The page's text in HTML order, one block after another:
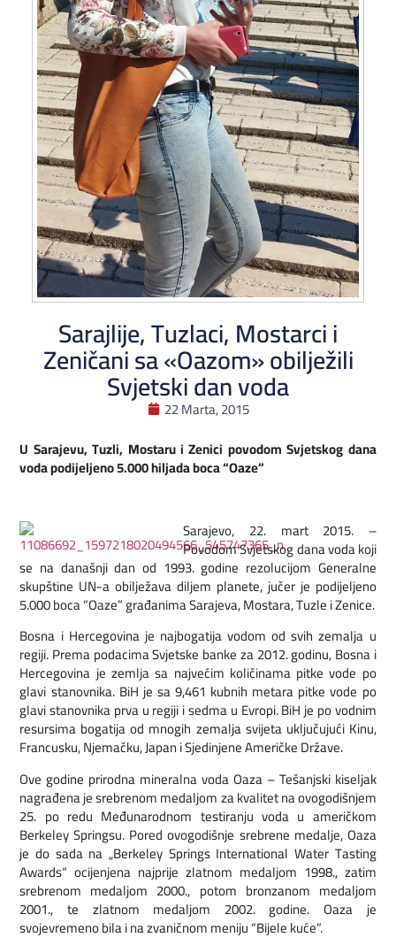
Sarajlije, Tuzlaci, Mostarci i
Zeničani sa «Oazom» obilježili
Svjetski dan voda
22 Marta, 2015
U Sarajevu, Tuzli, Mostaru i Zenici povodom Svjetskog dana
voda podijeljeno 5.000 hiljada boca “Oaze”
Sarajevo, 22. mart 2015. –
Povodom Svjetskog dana voda koji
se na današnji dan od 1993. godine rezolucijom Generalne
skupštine UN-a obilježava diljem planete, jučer je podijeljeno
5.000 boca “Oaze” građanima Sarajeva, Mostara, Tuzle i Zenice.
Bosna i Hercegovina je najbogatija vodom od svih zemalja u
regiji. Prema podacima Svjetske banke za 2012. godinu, Bosna i
Hercegovina je zemlja sa najvećim količinama pitke vode po
glavi stanovnika. BiH je sa 9,461 kubnih metara pitke vode po
glavi stanovnika prva u regiji i sedma u Evropi. BiH je po vodnim
resursima bogatija od mnogih zemalja svijeta uključujući Kinu,
Francusku, Njemačku, Japan i Sjedinjene Američke Države.
Ove godine prirodna mineralna voda Oaza – Tešanjski kiseljak
nagrađena je srebrenom medaljom za kvalitet na ovogodišnjem
25. po redu Međunarodnom testiranju voda u američkom
Berkeley Springsu. Pored ovogodišnje srebrene medalje, Oaza
je do sada na „Berkeley Springs International Water Tasting
Awards“ ocijenjena najprije zlatnom medaljom 1998., zatim
srebrenom medaljom 2000., potom bronzanom medaljom
2001., te zlatnom medaljom 2002. godine. Oaza je
svojevremeno bila i na zvaničnom meniju “Bijele kuće”.